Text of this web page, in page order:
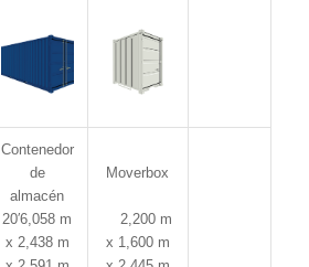
Contenedor
de
almacén
20′6,058 m
x 2,438 m
Moverbox
2,200 m
x 1,600 m